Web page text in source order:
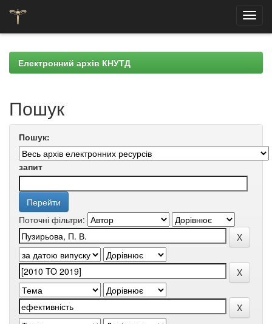
navigationЕлектронний архів КНУТД
Пошук
Пошук:
запит
Поточні фільтри: